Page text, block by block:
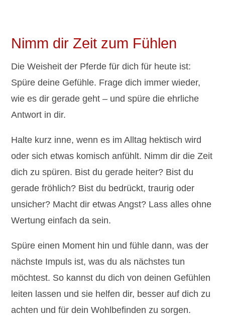
Nimm dir Zeit zum Fühlen
Die Weisheit der Pferde für dich für heute ist:
Spüre deine Gefühle. Frage dich immer wieder,
wie es dir gerade geht – und spüre die ehrliche
Antwort in dir.
Halte kurz inne, wenn es im Alltag hektisch wird
oder sich etwas komisch anfühlt. Nimm dir die Zeit
dich zu spüren. Bist du gerade heiter? Bist du
gerade fröhlich? Bist du bedrückt, traurig oder
unsicher? Macht dir etwas Angst? Lass alles ohne
Wertung einfach da sein.
Spüre einen Moment hin und fühle dann, was der
nächste Impuls ist, was du als nächstes tun
möchtest. So kannst du dich von deinen Gefühlen
leiten lassen und sie helfen dir, besser auf dich zu
achten und für dein Wohlbefinden zu sorgen.